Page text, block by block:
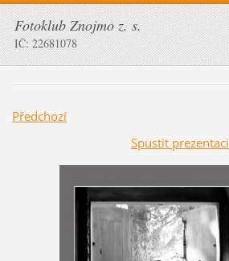
Fotoklub Znojmo z. s.
IČ: 22681078
Předchozí
Spustit prezentaci